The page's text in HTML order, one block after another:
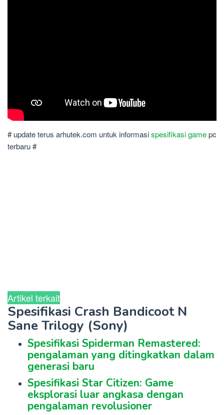
# update terus arhutek.com untuk informasispesifikasi gamepc
terbaru #
Artikel terkait
Spesifikasi Crash Bandicoot N
Sane Trilogy (Sony)
Spesifikasi Spiderman Remastered:
pengalaman yang ditingkatkan dalam
generasi baru
Spesifikasi Star Citizen: Game
eksplorasi luar angkasa dengan
pengalaman revolusioner